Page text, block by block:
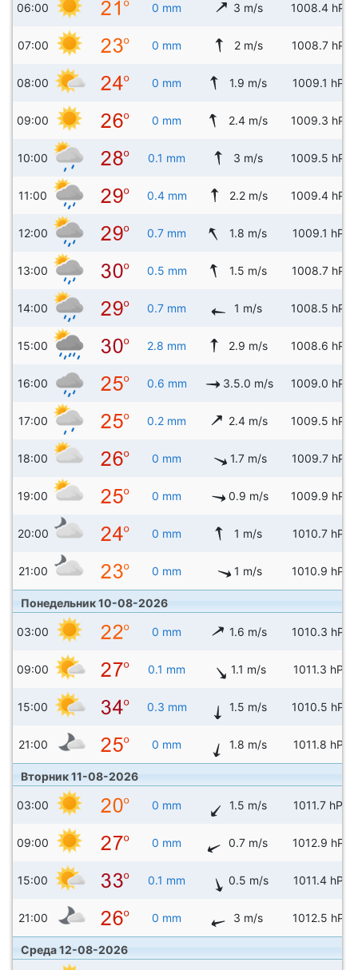
06:00 0 mm 3 m/s 1008.4 hPa
07:00 0 mm 2 m/s 1008.7 hPa
08:00 0 mm 1.9 m/s 1009.1 hPa
09:00 0 mm 2.4 m/s 1009.3 hPa
10:00 0.1 mm 3 m/s 1009.5 hPa
11:00 0.4 mm 2.2 m/s 1009.4 hPa
12:00 0.7 mm 1.8 m/s 1009.1 hPa
13:00 0.5 mm 1.5 m/s 1008.7 hPa
14:00 0.7 mm 1 m/s 1008.5 hPa
15:00 2.8 mm 2.9 m/s 1008.6 hPa
16:00 0.6 mm 3.5.0 m/s 1009.0 hPa
17:00 0.2 mm 2.4 m/s 1009.5 hPa
18:00 0 mm 1.7 m/s 1009.7 hPa
19:00 0 mm 0.9 m/s 1009.9 hPa
20:00 0 mm 1 m/s 1010.7 hPa
21:00 0 mm 1 m/s 1010.9 hPa
Понедельник 10-08-2026
03:00 0 mm 1.6 m/s 1010.3 hPa
09:00 0.1 mm 1.1 m/s 1011.3 hPa
15:00 0.3 mm 1.5 m/s 1010.5 hPa
21:00 0 mm 1.8 m/s 1011.8 hPa
Вторник 11-08-2026
03:00 0 mm 1.5 m/s 1011.7 hPa
09:00 0 mm 0.7 m/s 1012.9 hPa
15:00 0.1 mm 0.5 m/s 1011.4 hPa
21:00 0 mm 3 m/s 1012.5 hPa
Среда 12-08-2026